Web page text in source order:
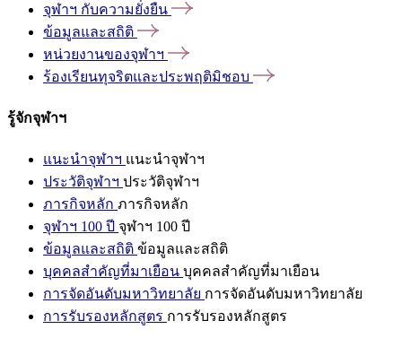
จุฬาฯ กับความยั่งยืน
ข้อมูลและสถิติ
หน่วยงานของจุฬาฯ
ร้องเรียนทุจริตและประพฤติมิชอบ
รู้จักจุฬาฯ
แนะนำจุฬาฯ แนะนำจุฬาฯ
ประวัติจุฬาฯ ประวัติจุฬาฯ
ภารกิจหลัก ภารกิจหลัก
จุฬาฯ 100 ปี จุฬาฯ 100 ปี
ข้อมูลและสถิติ ข้อมูลและสถิติ
บุคคลสำคัญที่มาเยือน บุคคลสำคัญที่มาเยือน
การจัดอันดับมหาวิทยาลัย การจัดอันดับมหาวิทยาลัย
การรับรองหลักสูตร การรับรองหลักสูตร